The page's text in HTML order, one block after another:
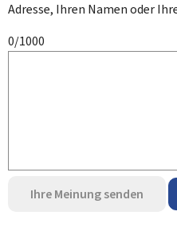
Adresse, Ihren Namen oder
0/1000
Ihre Meinung senden